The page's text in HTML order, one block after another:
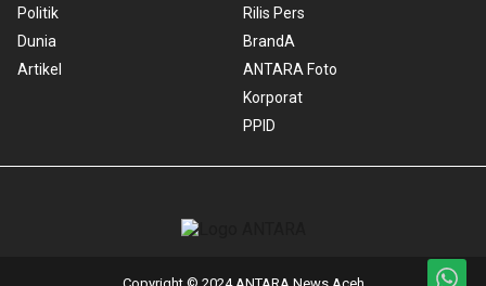
Politik
Dunia
Artikel
Rilis Pers
BrandA
ANTARA Foto
Korporat
PPID